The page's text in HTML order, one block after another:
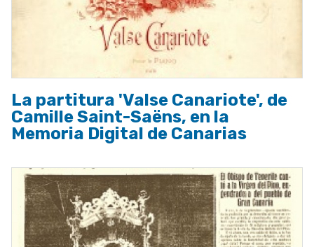
La partitura 'Valse Canariote', de
Camille Saint-Saëns, en la
Memoria Digital de Canarias